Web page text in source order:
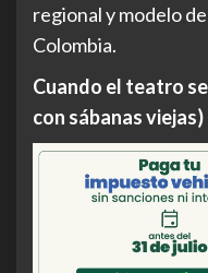
regional y modelo
Colombia.
Cuando el teatro
con sábanas viejas)